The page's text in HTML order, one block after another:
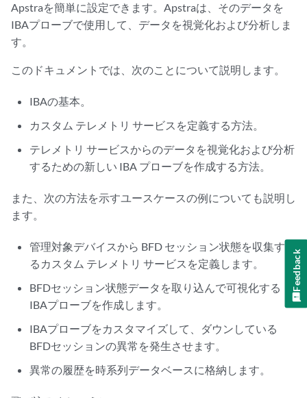
Apstraを簡単に設定できます。Apstraは、そのデータを
IBAプローブで使用して、データを視覚化および分析しま
す。
このドキュメントでは、次のことについて説明します。
IBAの基本。
カスタム テレメトリ サービスを定義する方法。
テレメトリ サービスからのデータを視覚化および分析
するための新しい IBA プローブを作成する方法。
また、次の方法を示すユースケースの例についても説明し
ます。
管理対象デバイスから BFD セッション状態を収集す
るカスタム テレメトリ サービスを定義します。
BFDセッション状態データを取り込んで可視化する
IBAプローブを作成します。
IBAプローブをカスタマイズして、ダウンしている
BFDセッションの異常を発生させます。
異常の履歴を時系列データベースに格納します。
Feedback